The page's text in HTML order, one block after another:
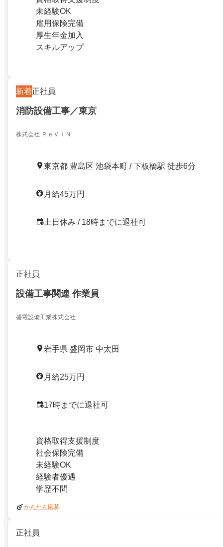
未経験OK
雇用保険完備
厚生年金加入
スキルアップ
新着正社員
消防設備工事／東京
株式会社 ＲｅＶＩＮ
東京都 豊島区 池袋本町 / 下板橋駅 徒歩6分
月給45万円
土日休み / 18時までに退社可
正社員
設備工事関連 作業員
盛電設備工業株式会社
岩手県 盛岡市 中太田
月給25万円
17時までに退社可
資格取得支援制度
社会保険完備
未経験OK
経験者優遇
学歴不問
かんたん応募
正社員